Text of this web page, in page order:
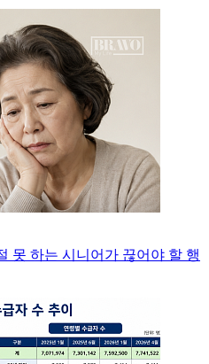
못 하는 시니어가 끊어야 할 행